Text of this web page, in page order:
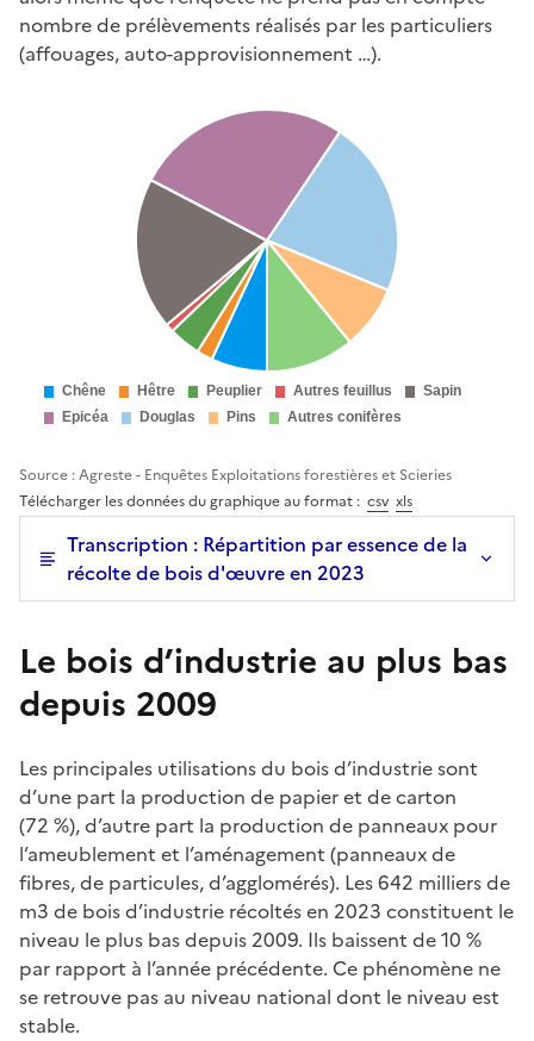
nombre de prélèvements réalisés par les particuliers
(affouages, auto-approvisionnement …).
Source : Agreste - Enquêtes Exploitations forestières et Scieries
Télécharger les données du graphique au format : csv xls
Transcription : Répartition par essence de la
récolte de bois d'œuvre en 2023
Le bois d’industrie au plus bas
depuis 2009
Les principales utilisations du bois d’industrie sont
d’une part la production de papier et de carton
(72 %), d’autre part la production de panneaux pour
l’ameublement et l’aménagement (panneaux de
fibres, de particules, d’agglomérés). Les 642 milliers de
m3 de bois d’industrie récoltés en 2023 constituent le
niveau le plus bas depuis 2009. Ils baissent de 10 %
par rapport à l’année précédente. Ce phénomène ne
se retrouve pas au niveau national dont le niveau est
stable.